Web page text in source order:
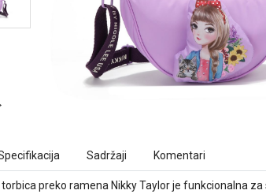
Sadržaji Komentari
preko ramena Nikky Taylor je funkcionalna